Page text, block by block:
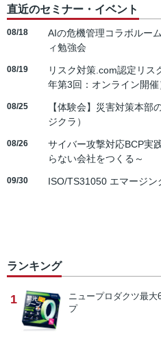
直近のセミナー・イベント
08/18
AIの危機管理コラボルー
ィ勉強会
08/19
リスク対策.com認定リス
年第3回：オンライン開催
08/25
【体験会】災害対策本
ジクラ）
08/26
サイバー攻撃対応BCP実
らない会社をつくる～
09/30 ISO/TS31050 エマージン
ランキング
1 ニュープロダクツ最大
プ